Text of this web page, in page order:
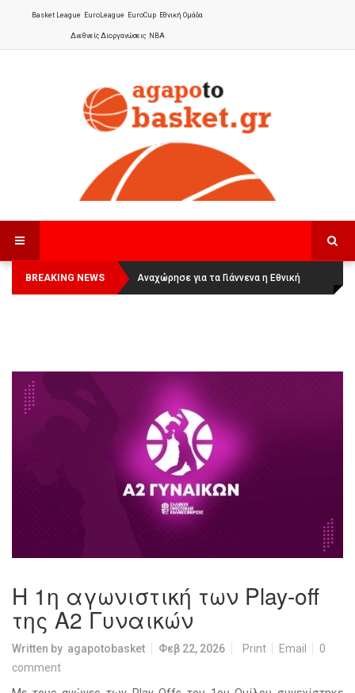
Basket League EuroLeague EuroCup Εθνική Ομάδα
Διεθνείς Διοργανώσεις NBA
BREAKING NEWS
Οι Πάνθηρες Καβάλας στην Women
Basketball League 1
Αναχώρησε για τα Γιάννενα η Εθνική
Γυναικών:
Η 1η αγωνιστική των Play-off
της Α2 Γυναικών
Written by agapotobasket Φεβ 22, 2026 Print Email
0
comment